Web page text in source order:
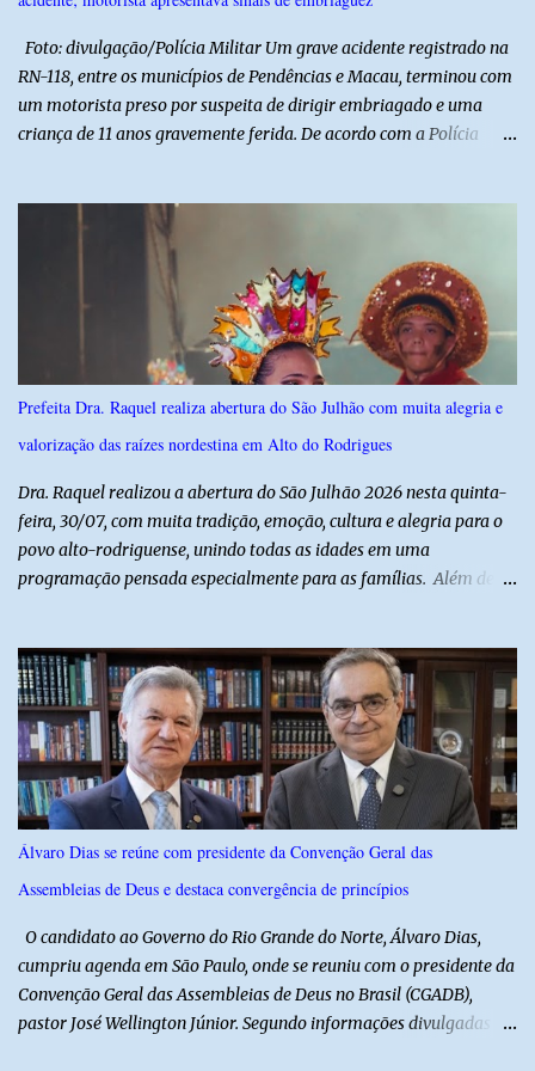
valorização das tradições, unindo grandes atrações musicais e
Foto: divulgação/Polícia Militar Um grave acidente registrado na
RN-118, entre os municípios de Pendências e Macau, terminou com
um motorista preso por suspeita de dirigir embriagado e uma
criança de 11 anos gravemente ferida. De acordo com a Polícia
autuado em flagrante. O exame pericial para confirmar a
concentração de álcool no organismo ainda está em andamento. A
vítima é um menino de 11 anos, que sofreu ferimentos graves no
acidente. Após os primeiros atendimentos, ele foi entubado e
transferido pelo helicóptero Potiguar 02 para o Hospital
Monsenhor Walfredo Gurgel, em Natal, onde permanece internado
sob cuidados médicos especializados. Segundo informações da
Polícia Militar, a criança é filha de um policial militar. PM reforça
alerta sobre álcool e direção Em nota, a Polícia Militar manifestou
Prefeita Dra. Raquel realiza abertura do São Julhão com muita alegria e
valorização das raízes nordestina em Alto do Rodrigues
Dra. Raquel realizou a abertura do São Julhão 2026 nesta quinta-
feira, 30/07, com muita tradição, emoção, cultura e alegria para o
povo alto-rodriguense, unindo todas as idades em uma
programação pensada especialmente para as famílias. Além de
mostrando o cuidado com o desenvolvimento do alto-rodriguense.
A primeira noite foi marcada por apresentações que
emocionaram o público, contando com as quadrilhas das escolas
municipais Félix Antônio e Walfredo Gurgel, o ritmo contagiante
dos Cangaceiros do Nordeste, a alegria do grupo da Melhor Idade
e o belíssimo espetáculo "Mulheres do Cangaço: o Fiar da
Resistência", do Alto em Cena. Para fechar a noite com muitas
gargalhadas e descontração, o humorista Titela do Ceará garantiu
a alegria de todos. E o melhor de tudo é que a festa continua com
mais dois dias de muita animação, reafirmando o sucesso ...
Álvaro Dias se reúne com presidente da Convenção Geral das
Assembleias de Deus e destaca convergência de princípios
O candidato ao Governo do Rio Grande do Norte, Álvaro Dias,
cumpriu agenda em São Paulo, onde se reuniu com o presidente da
Convenção Geral das Assembleias de Deus no Brasil (CGADB),
pastor José Wellington Júnior. Segundo informações divulgadas